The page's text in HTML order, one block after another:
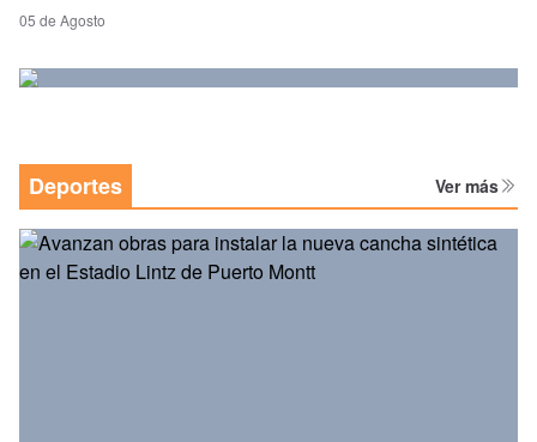
05 de Agosto
Deportes Ver más